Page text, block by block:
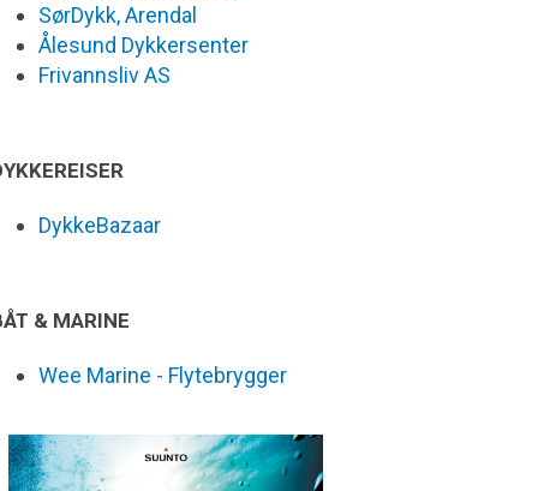
SørDykk, Arendal
Ålesund Dykkersenter
Frivannsliv AS
DykkeBazaar
& MARINE
Wee Marine - Flytebrygger